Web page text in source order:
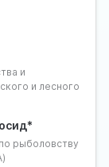
а также
в развитии
и
и лесного
рыболовству